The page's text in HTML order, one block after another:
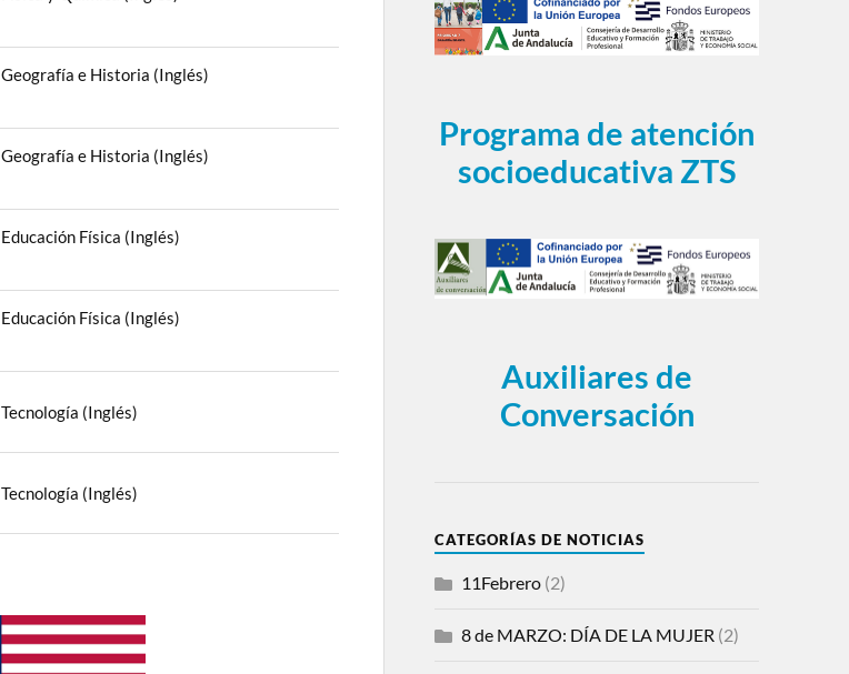
Geografía e Historia (Inglés)
Geografía e Historia (Inglés)
Educación Física (Inglés)
Educación Física (Inglés)
Tecnología (Inglés)
Tecnología (Inglés)
Programa de atención
socioeducativa ZTS
Auxiliares de
Conversación
CATEGORÍAS DE NOTICIAS
11Febrero(2)
8 de MARZO: DÍA DE LA MUJER (2)